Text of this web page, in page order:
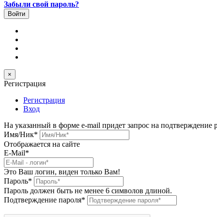
Забыли свой пароль?
×
Регистрация
Регистрация
Вход
На указанный в форме e-mail придет запрос на подтверждение
Имя/Ник*
Отображается на сайте
E-Mail*
Это Ваш логин, виден только Вам!
Пароль*
Пароль должен быть не менее 6 символов длиной.
Подтверждение пароля*